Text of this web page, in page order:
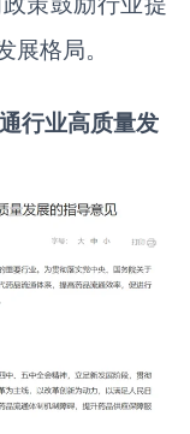
格局。
行业高质量发